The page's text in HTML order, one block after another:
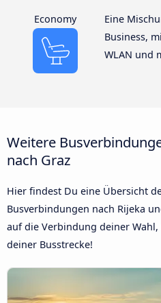
Economy
Eine
Business,
WLAN und
Weitere
nach Graz
Hier findest Du eine Übersicht
Busverbindungen nach Rijeka
auf die Verbindung deiner
deiner Busstrecke!